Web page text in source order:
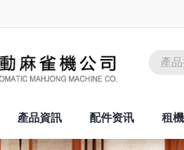
產品資訊 配件资讯 租